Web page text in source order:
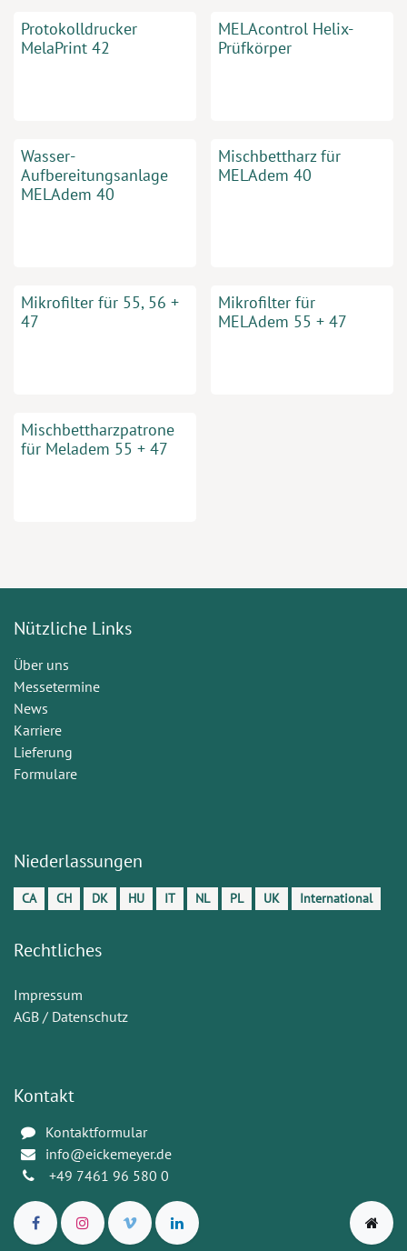
Protokolldrucker
MelaPrint 42
MELAcontrol Helix-
Prüfkörper
Wasser-
Aufbereitungsanlage
MELAdem 40
Mischbettharz für
MELAdem 40
Mikrofilter für 55, 56 +
47
Mikrofilter für
MELAdem 55 + 47
Mischbettharzpatrone
für Meladem 55 + 47
Nützliche Links
Über uns
Messetermine
News
Karriere
Lieferung
Formulare
Niederlassungen
CA CH DK HU IT NL PL UK International
Rechtliches
Impressum
AGB / Datenschutz
Kontakt
Kontaktformular
info@eickemeyer.de
+49 7461 96 580 0